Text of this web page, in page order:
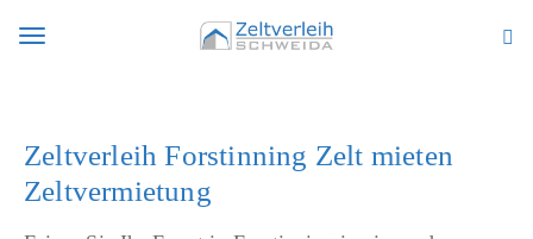
g
v
e
r
Zeltverleih Forstinning Zelt mieten
Zeltvermietung